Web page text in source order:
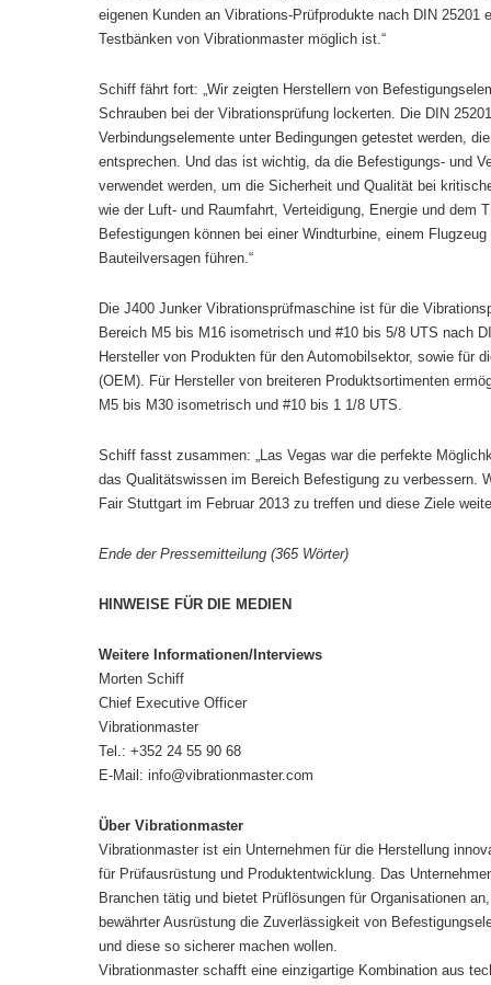
eigenen Kunden an Vibrations-Prüfprodukte nach DIN 25201
Testbänken von Vibrationmaster möglich ist.“
Schiff fährt fort: „Wir zeigten Herstellern von
Schrauben bei der Vibrationsprüfung lockerten. Die DIN
Verbindungselemente unter Bedingungen getestet werden,
entsprechen. Und das ist wichtig, da die Befestigungs- und
verwendet werden, um die Sicherheit und Qualität bei
wie der Luft- und Raumfahrt, Verteidigung, Energie und dem
Befestigungen können bei einer Windturbine, einem
Bauteilversagen führen.“
Die J400 Junker Vibrationsprüfmaschine ist für die
Bereich M5 bis M16 isometrisch und #10 bis 5/8 UTS nach
Hersteller von Produkten für den Automobilsektor, sowie für
(OEM). Für Hersteller von breiteren Produktsortimenten
M5 bis M30 isometrisch und #10 bis 1 1/8 UTS.
Schiff fasst zusammen: „Las Vegas war die perfekte
das Qualitätswissen im Bereich Befestigung zu verbessern.
Fair Stuttgart im Februar 2013 zu treffen und diese Ziele
Ende der Pressemitteilung (365 Wörter)
HINWEISE FÜR DIE MEDIEN
Weitere Informationen/Interviews
Morten Schiff
Chief Executive Officer
Vibrationmaster
Tel.: +352 24 55 90 68
E-Mail: info@vibrationmaster.com
Über Vibrationmaster
Vibrationmaster ist ein Unternehmen für die Herstellung
für Prüfausrüstung und Produktentwicklung. Das
Branchen tätig und bietet Prüflösungen für Organisationen
bewährter Ausrüstung die Zuverlässigkeit von
und diese so sicherer machen wollen.
Vibrationmaster schafft eine einzigartige Kombination aus